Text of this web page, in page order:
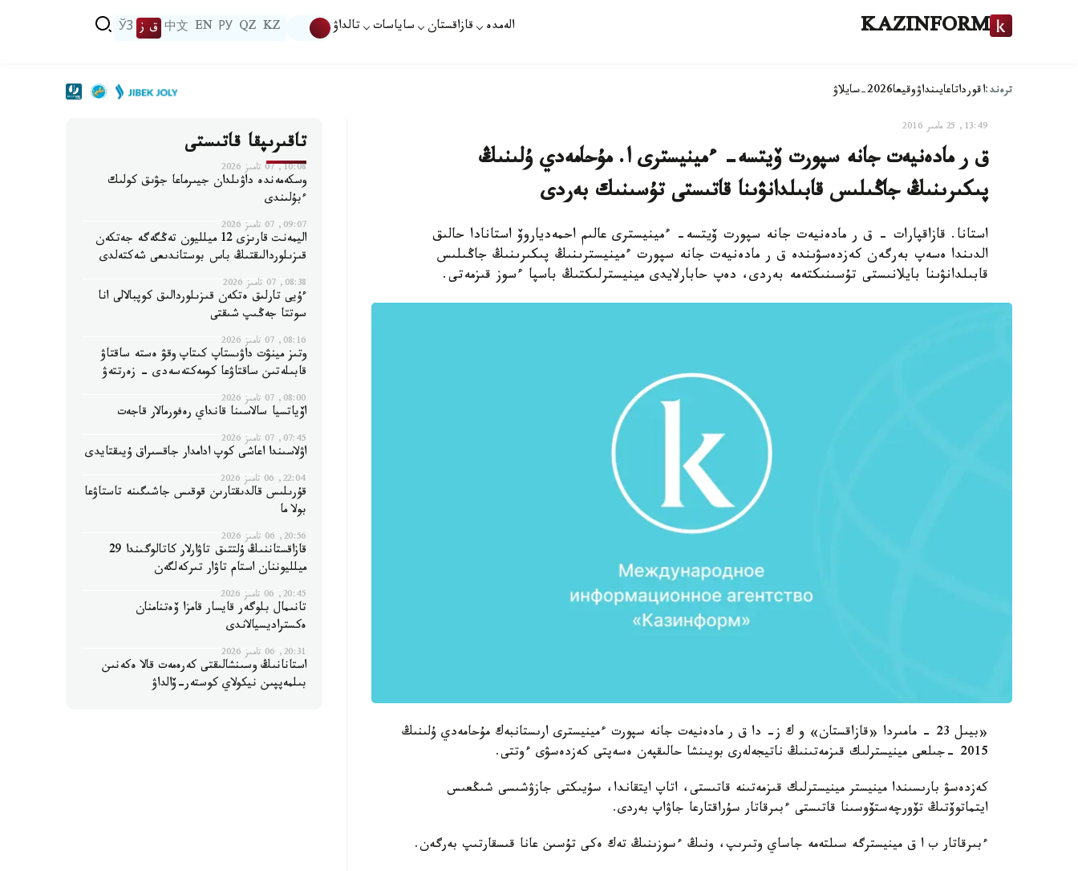
KAZINFORM الەمدە قازاقستان ساياسات تالداۋ KZ
QZ
РУ
EN
中文 ق ز ЎЗ
ترەند:اقورداتاعايىنداۋوقيعا2026-سايلاۋ
13:49, 25 مامىر 2016
ق ر مادەنيەت جانە سپورت ۆيتسە- ءمينيسترى ا. مۇحامەدي ۇلىنىڭ
پىكىرىنىڭ جاڭىلىس قابىلدانۋىنا قاتىستى تۇسىنىك بەردى
استانا. قازاقپارات - ق ر مادەنيەت جانە سپورت ۆيتسە- ءمينيسترى عالىم احمەدياروۆ استانادا حالىق
الدىندا ەسەپ بەرگەن كەزدەسۋىندە ق ر مادەنيەت جانە سپورت ءمينيسترىنىڭ پىكىرىنىڭ جاڭىلىس
قابىلدانۋىنا بايلانىستى تۇسىنىكتەمە بەردى، دەپ حابارلايدى مينيسترلىكتىڭ باسپا ءسوز قىزمەتى.
«بيىل 23 - مامىردا «قازاقستان» و ك ز- دا ق ر مادەنيەت جانە سپورت ءمينيسترى ارىستانبەك مۇحامەدي ۇلىنىڭ
2015 -جىلعى مينيسترلىك قىزمەتىنىڭ ناتيجەلەرى بويىنشا حالىقپەن ەسەپتى كەزدەسۋى ءوتتى.
كەزدەسۋ بارىسىندا مينيستر مينيسترلىك قىزمەتىنە قاتىستى، اتاپ ايتقاندا، سۇيىكتى جازۋشىسى شىڭعىس
ايتماتوۆتىڭ تۆورچەستۆوسىنا قاتىستى ءبىرقاتار سۇراقتارعا جاۋاپ بەردى.
ءبىرقاتار ب ا ق مينيسترگە سىلتەمە جاساي وتىرىپ، ونىڭ ءسوزىنىڭ تەك ەكى تۇسىن عانا قىسقارتىپ بەرگەن.
تاقىرىپقا قاتىستى
10:08, 07 تامىز 2026
وسكەمەندە داۋىلدان جيىرماعا جۋىق كولىك
ءبۇلىندى
09:07, 07 تامىز 2026
اليمەنت قارىزى 12 ميلليون تەڭگەگە جەتكەن
قىزىلوردالىقتىڭ باس بوستاندىعى شەكتەلدى
08:38, 07 تامىز 2026
ءۇيى تارلىق ەتكەن قىزىلوردالىق كوپبالالى انا
سوتتا جەڭىپ شىقتى
08:16, 07 تامىز 2026
وتىز مينۋت داۋىستاپ كىتاپ وقۋ ەستە ساقتاۋ
قابىلەتىن ساقتاۋعا كومەكتەسەدى - زەرتتەۋ
08:00, 07 تامىز 2026
اۆياتسيا سالاسىنا قانداي رەفورمالار قاجەت
07:45, 07 تامىز 2026
اۋلاسىندا اعاشى كوپ ادامدار جاقسىراق ۇيىقتايدى
22:04, 06 تامىز 2026
قۇرىلىس قالدىقتارىن قوقىس جاشىگىنە تاستاۋعا
بولا ما
20:56, 06 تامىز 2026
قازاقستاننىڭ ۇلتتىق تاۋارلار كاتالوگىندا 29
ميلليوننان استام تاۋار تىركەلگەن
20:45, 06 تامىز 2026
تانىمال بلوگەر قايسار قامزا ۆەتنامنان
ەكستراديسيالاندى
20:31, 06 تامىز 2026
استانانىڭ وسىنشالىقتى كەرەمەت قالا ەكەنىن
بىلمەپپىن نيكولاي كوستەر-ۆالداۋ